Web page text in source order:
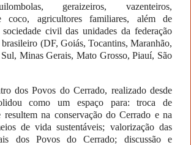
geraizeiros, vazenteiros,
coco, agricultores familiares, além de
sociedade civil das unidades da federação
(DF, Goiás, Tocantins, Maranhão,
Minas Gerais, Mato Grosso, Piauí, São
dos Povos do Cerrado, realizado desde
como um espaço para: troca de
resultem na conservação do Cerrado e na
de vida sustentáveis; valorização das
dos Povos do Cerrado; discussão e